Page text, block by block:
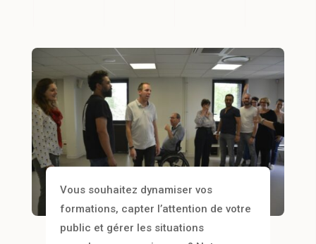
Vous souhaitez dynamiser vos
formations, capter l’attention de votre
public et gérer les situations